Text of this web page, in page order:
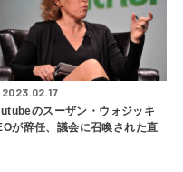
2023.02.17
のスーザン・ウォジッキ
が辞任、議会に召喚された直